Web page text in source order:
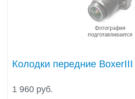
Колодки передние BoxerIII
1 960 руб.